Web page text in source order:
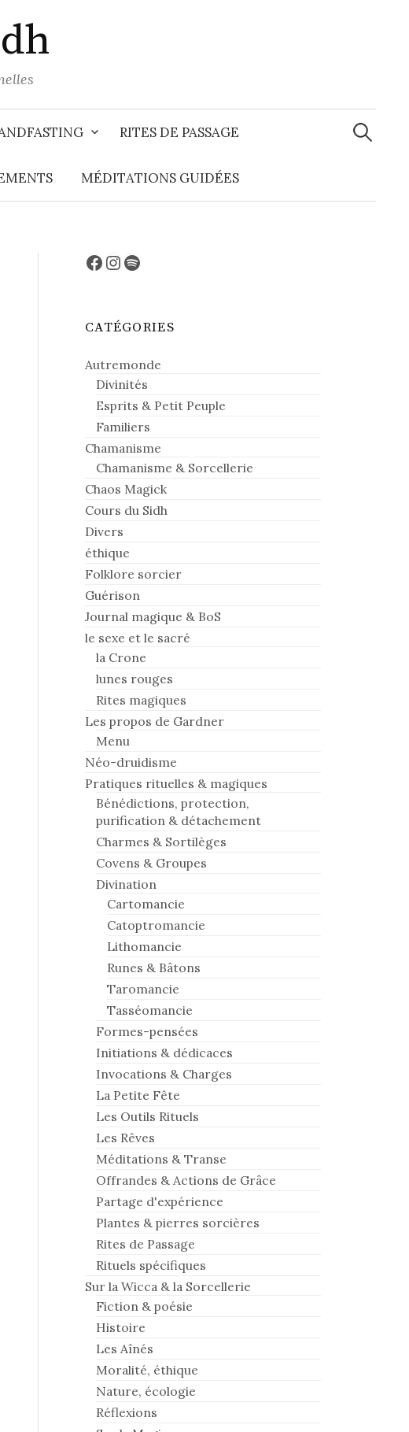
RITES DE PASSAGE
MÉDITATIONS GUIDÉES
Facebook
Instagram
Spotify
CATÉGORIES
Autremonde
Divinités
Esprits & Petit Peuple
Familiers
Chamanisme
Chamanisme & Sorcellerie
Chaos Magick
Cours du Sidh
Divers
éthique
Folklore sorcier
Guérison
Journal magique & BoS
le sexe et le sacré
la Crone
lunes rouges
Rites magiques
Les propos de Gardner
Menu
Néo-druidisme
Pratiques rituelles & magiques
Bénédictions, protection,
purification & détachement
Charmes & Sortilèges
Covens & Groupes
Divination
Cartomancie
Catoptromancie
Lithomancie
Runes & Bâtons
Taromancie
Tasséomancie
Formes-pensées
Initiations & dédicaces
Invocations & Charges
La Petite Fête
Les Outils Rituels
Les Rêves
Méditations & Transe
Offrandes & Actions de Grâce
Partage d'expérience
Plantes & pierres sorcières
Rites de Passage
Rituels spécifiques
Sur la Wicca & la Sorcellerie
Fiction & poésie
Histoire
Les Aînés
Moralité, éthique
Nature, écologie
Réflexions